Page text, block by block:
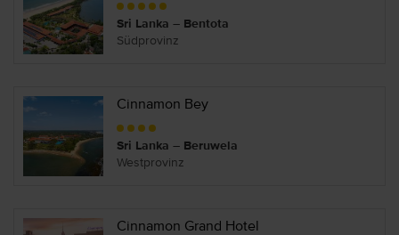
Sri Lanka – Bentota
Südprovinz
Cinnamon Bey
Sri Lanka – Beruwela
Westprovinz
Cinnamon Grand Hotel